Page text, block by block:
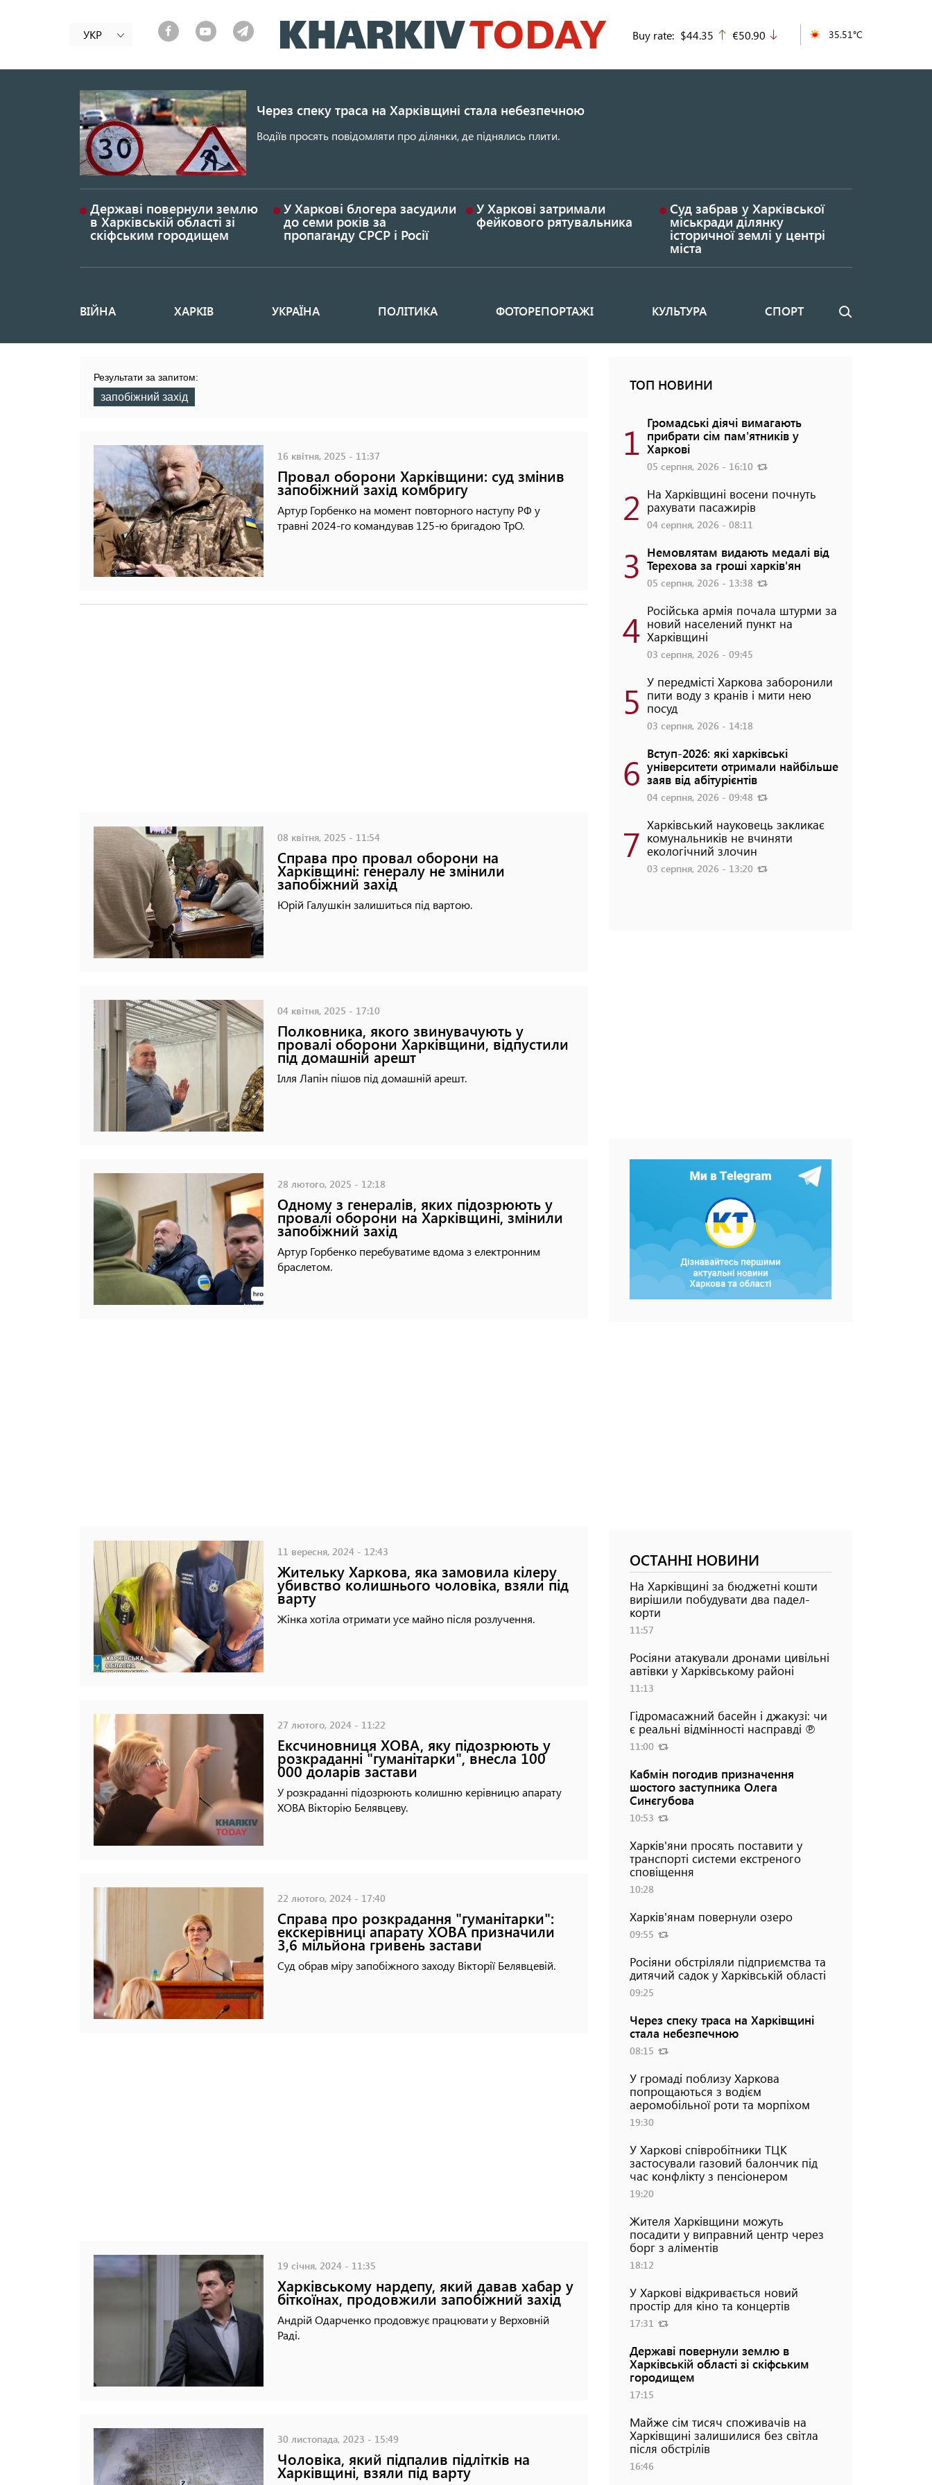
до
основного
УКР Buy rate: $44.35 up
€50.90 35.51°C
Через спеку траса на Харківщині стала небезпечною
Водіїв просять повідомляти про ділянки, де піднялись плити.
Державі повернули землю
в Харківській області зі
скіфським городищем
У Харкові блогера засудили
до семи років за
пропаганду СРСР і Росії
У Харкові затримали
фейкового рятувальника
Суд забрав у Харківської
міськради ділянку
історичної землі у центрі
міста
Основная
ВІЙНА ХАРКІВ УКРАЇНА ПОЛІТИКА ФОТОРЕПОРТАЖІ КУЛЬТУРА СПОРТ Пошук
Результати за запитом:
запобіжний захід
16 квітня, 2025 - 11:37
Провал оборони Харківщини: суд змінив
запобіжний захід комбригу
Артур Горбенко на момент повторного наступу РФ у
травні 2024-го командував 125-ю бригадою ТрО.
08 квітня, 2025 - 11:54
Справа про провал оборони на
Харківщині: генералу не змінили
запобіжний захід
Юрій Галушкін залишиться під вартою.
04 квітня, 2025 - 17:10
Полковника, якого звинувачують у
провалі оборони Харківщини, відпустили
під домашній арешт
Ілля Лапін пішов під домашній арешт.
28 лютого, 2025 - 12:18
Одному з генералів, яких підозрюють у
провалі оборони на Харківщині, змінили
запобіжний захід
Артур Горбенко перебуватиме вдома з електронним
браслетом.
11 вересня, 2024 - 12:43
Жительку Харкова, яка замовила кілеру
убивство колишнього чоловіка, взяли під
варту
Жінка хотіла отримати усе майно після розлучення.
27 лютого, 2024 - 11:22
Ексчиновниця ХОВА, яку підозрюють у
розкраданні "гуманітарки", внесла 100
000 доларів застави
У розкраданні підозрюють колишню керівницю апарату
ХОВА Вікторію Белявцеву.
22 лютого, 2024 - 17:40
Справа про розкрадання "гуманітарки":
екскерівниці апарату ХОВА призначили
3,6 мільйона гривень застави
Суд обрав міру запобіжного заходу Вікторії Белявцевій.
19 січня, 2024 - 11:35
Харківському нардепу, який давав хабар у
біткоїнах, продовжили запобіжний захід
Андрій Одарченко продовжує працювати у Верховній
Раді.
30 листопада, 2023 - 15:49
Чоловіка, який підпалив підлітків на
Харківщині, взяли під варту
ТОП НОВИНИ
1 Громадські діячі вимагають
прибрати сім пам'ятників у
Харкові
05 серпня, 2026 - 16:10
2 На Харківщині восени почнуть
рахувати пасажирів
04 серпня, 2026 - 08:11
3 Немовлятам видають медалі від
Терехова за гроші харків'ян
05 серпня, 2026 - 13:38
4 Російська армія почала штурми за
новий населений пункт на
Харківщині
03 серпня, 2026 - 09:45
5 У передмісті Харкова заборонили
пити воду з кранів і мити нею
посуд
03 серпня, 2026 - 14:18
6 Вступ-2026: які харківські
університети отримали найбільше
заяв від абітурієнтів
04 серпня, 2026 - 09:48
7 Харківський науковець закликає
комунальників не вчиняти
екологічний злочин
03 серпня, 2026 - 13:20
ОСТАННІ НОВИНИ
На Харківщині за бюджетні кошти
вирішили побудувати два падел-
корти
11:57
Росіяни атакували дронами цивільні
автівки у Харківському районі
11:13
Гідромасажний басейн і джакузі: чи
є реальні відмінності насправді ℗
11:00
Кабмін погодив призначення
шостого заступника Олега
Синєгубова
10:53
Харків'яни просять поставити у
транспорті системи екстреного
сповіщення
10:28
Харків'янам повернули озеро
09:55
Росіяни обстріляли підприємства та
дитячий садок у Харківській області
09:25
Через спеку траса на Харківщині
стала небезпечною
08:15
У громаді поблизу Харкова
попрощаються з водієм
аеромобільної роти та морпіхом
19:30
У Харкові співробітники ТЦК
застосували газовий балончик під
час конфлікту з пенсіонером
19:20
Жителя Харківщини можуть
посадити у виправний центр через
борг з аліментів
18:12
У Харкові відкривається новий
простір для кіно та концертів
17:31
Державі повернули землю в
Харківській області зі скіфським
городищем
17:15
Майже сім тисяч споживачів на
Харківщині залишилися без світла
після обстрілів
16:46